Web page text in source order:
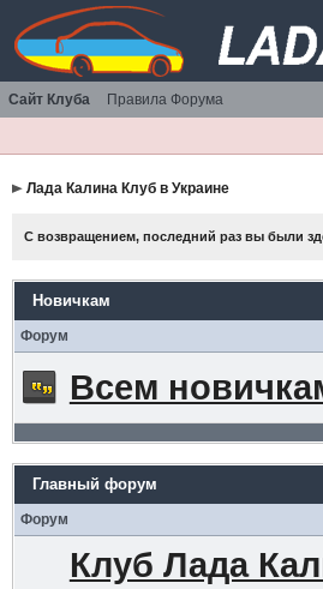
Сайт Клуба Правила Форума
Лада Калина Клуб в Украине
С возвращением, последний раз вы были
Новичкам
Форум
Всем
Главный форум
Форум
Клуб Лада